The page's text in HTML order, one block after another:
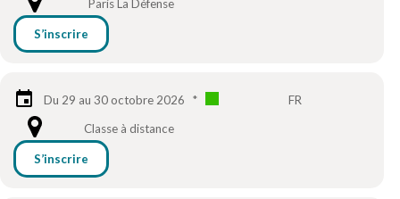
Paris La Défense
S’inscrire
Du 29 au 30 octobre 2026 *
FR
Classe à distance
S’inscrire